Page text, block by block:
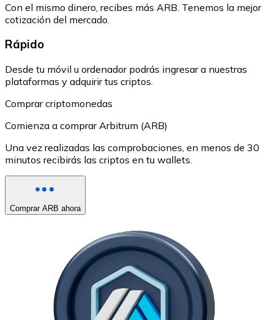
Con el mismo dinero, recibes más ARB. Tenemos la mejor
cotización del mercado.
Rápido
Desde tu móvil u ordenador podrás ingresar a nuestras
plataformas y adquirir tus criptos.
Comprar criptomonedas
Comienza a comprar Arbitrum (ARB)
Una vez realizadas las comprobaciones, en menos de 30
minutos recibirás las criptos en tu wallets.
Comprar ARB ahora